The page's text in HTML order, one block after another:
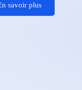
savoir plus